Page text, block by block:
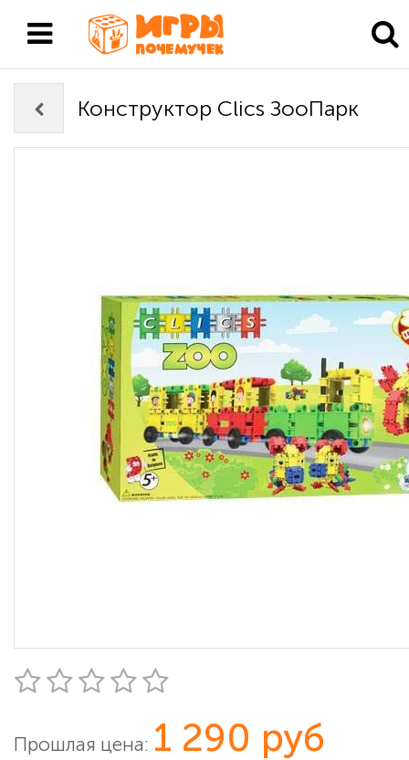
Конструктор Clics ЗооПарк
Прошлая цена: 1 290 руб